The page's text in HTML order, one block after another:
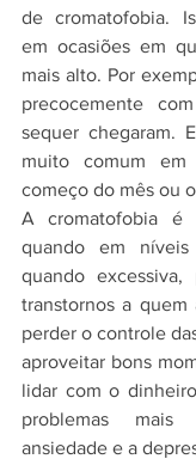
de cromatofobia.
em ocasiões em
mais alto. Por
precocemente
sequer chegaram.
muito comum
começo do mês ou
A cromatofobia é
quando em níveis
quando
transtornos a
perder o controle
aproveitar bons
lidar com o
problemas
ansiedade e a